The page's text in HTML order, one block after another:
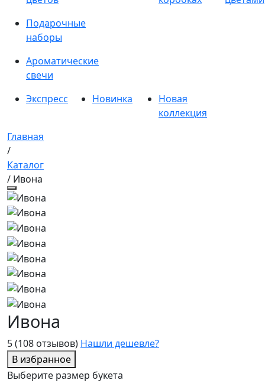
Подарочные
наборы
Ароматические
свечи
Экспресс
Новинка
Новая
коллекция
Главная
/
Каталог
/ Ивона
5(108 отзывов) Нашли дешевле?
В избранное
Ивона
Выберите размер букета